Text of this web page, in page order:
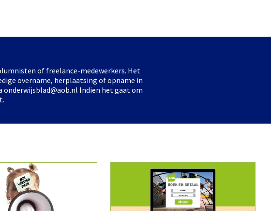
of freelance-medewerkers. Het
overname, herplaatsing of opname in
Indien het gaat om